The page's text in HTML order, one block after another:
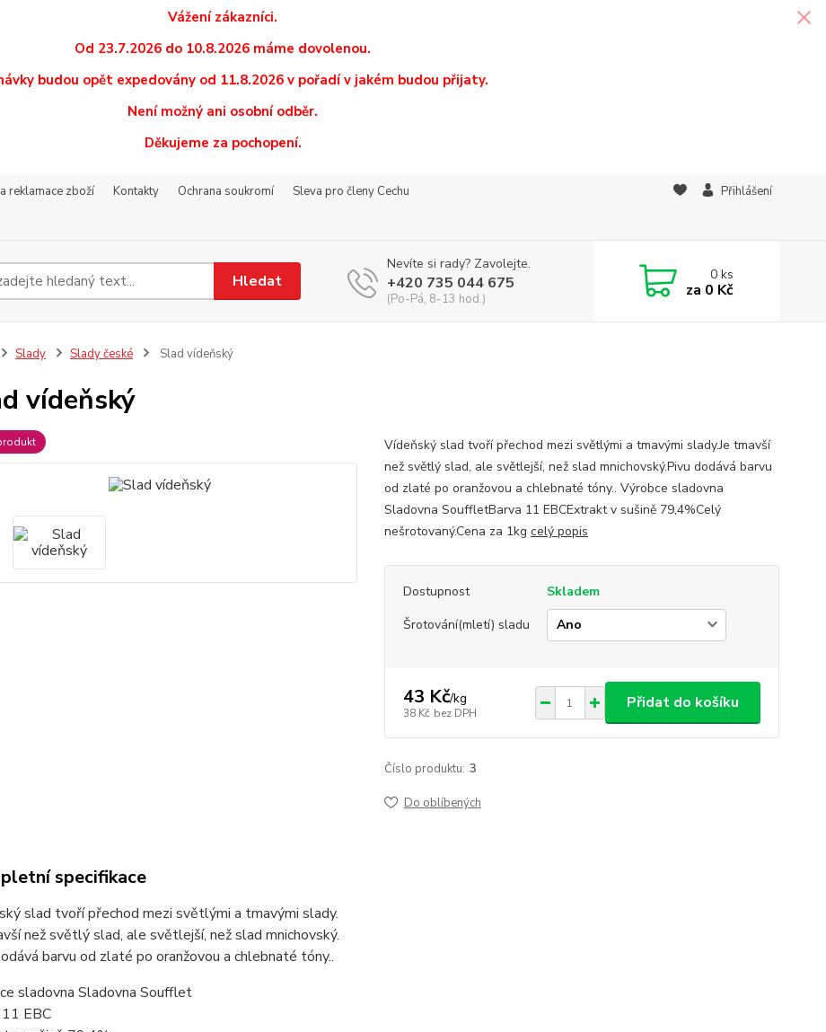
Vážení zákazníci.
Od 23.7.2026 do 10.8.2026 máme dovolenou.
budou opět expedovány od 11.8.2026 v pořadí v jakém budou přijaty.
Není možný ani osobní odběr.
Děkujeme za pochopení.
reklamace zboží Kontakty Ochrana soukromí
Sleva pro členy Cechu
Přihlášení
Hledat
Nevíte si rady? Zavolejte.
+420 735 044 675
(Po-Pá, 8-13 hod.)
0ks
za 0 Kč
Slady Slady české Slad vídeňský
vídeňský
Vídeňský slad tvoří přechod mezi světlými a tmavými slady.Je tmavší
než světlý slad, ale světlejší, než slad mnichovský.Pivu dodává barvu
od zlaté po oranžovou a chlebnaté tóny.. Výrobce sladovna
Sladovna SouffletBarva 11 EBCExtrakt v sušině 79,4%Celý
nešrotovaný.Cena za 1kg celý popis
Dostupnost
Skladem
Šrotování(mletí) sladu
43 Kč/kg
38 Kč bez DPH
Přidat do košíku
Číslo produktu: 3
Do oblíbených
specifikace
slad tvoří přechod mezi světlými a tmavými slady.
než světlý slad, ale světlejší, než slad mnichovský.
barvu od zlaté po oranžovou a chlebnaté tóny..
sladovna Sladovna Soufflet
EBC